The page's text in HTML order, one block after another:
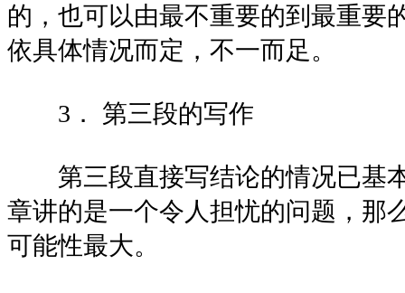
的，也可以由最不重要的到最重要
依具体情况而定，不一而足。
3． 第三段的写作
第三段直接写结论的情况已基
章讲的是一个令人担忧的问题，那
可能性最大。